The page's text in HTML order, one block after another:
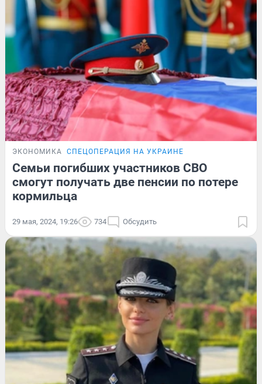
ЭКОНОМИКА СПЕЦОПЕРАЦИЯ НА УКРАИНЕ
Семьи погибших участников СВО
смогут получать две пенсии по потере
кормильца
29 мая, 2024, 19:26 734 Обсудить